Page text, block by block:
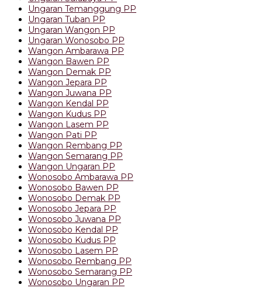
Ungaran Temanggung PP
Ungaran Tuban PP
Ungaran Wangon PP
Ungaran Wonosobo PP
Wangon Ambarawa PP
Wangon Bawen PP
Wangon Demak PP
Wangon Jepara PP
Wangon Juwana PP
Wangon Kendal PP
Wangon Kudus PP
Wangon Lasem PP
Wangon Pati PP
Wangon Rembang PP
Wangon Semarang PP
Wangon Ungaran PP
Wonosobo Ambarawa PP
Wonosobo Bawen PP
Wonosobo Demak PP
Wonosobo Jepara PP
Wonosobo Juwana PP
Wonosobo Kendal PP
Wonosobo Kudus PP
Wonosobo Lasem PP
Wonosobo Rembang PP
Wonosobo Semarang PP
Wonosobo Ungaran PP